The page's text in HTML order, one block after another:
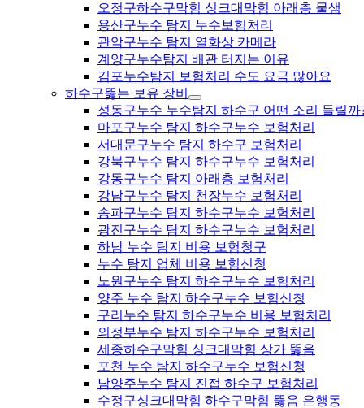
오정구하수구막힘 싱크대막힘 아래층 물샘
용산구누수 탐지 누수보험처리
관악구누수 탐지 열화상 카메라
계양구누수탐지 배관 터지는 이유
김포누수탐지 보험처리 수도 요금 많아요
하수구뚫는 보유 장비
성동구누수 누수탐지 하수구 어떤 소리 들릴까
마포구누수 탐지 하수구누수 보험처리
서대문구누수 탐지 하수구 보험처리
강북구누수 탐지 하수구누수 보험처리
강동구누수 탐지 아래층 보험처리
강남구누수 탐지 천장누수 보험처리
송파구누수 탐지 하수구누수 보험처리
광진구누수 탐지 하수구누수 보험처리
하남 누수 탐지 비용 보험청구
누수 탐지 업체 비용 보험신청
노원구누수 탐지 하수구누수 보험처리
양주 누수 탐지 하수구누수 보험신청
구리누수 탐지 하수구누수 비용 보험처리
의정부누수 탐지 하수구누수 보험처리
세종하수구막힘 싱크대막힘 상가 뚫음
포천 누수 탐지 하수구누수 보험신청
남양주누수 탐지 진접 하수구 보험처리
수정구싱크대막힘 하수구막힘 뚫음 은행동